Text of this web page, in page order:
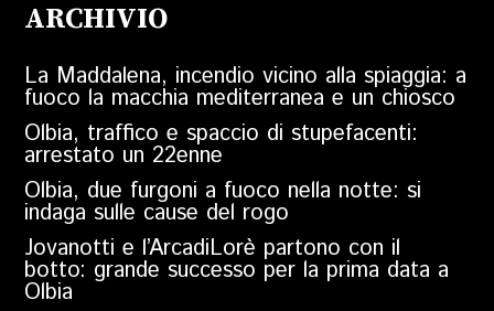
ARCHIVIO
La Maddalena, incendio vicino alla spiaggia: a
fuoco la macchia mediterranea e un chiosco
Olbia, traffico e spaccio di stupefacenti:
arrestato un 22enne
Olbia, due furgoni a fuoco nella notte: si
indaga sulle cause del rogo
Jovanotti e l’ArcadiLorè partono con il
botto: grande successo per la prima data a
Olbia